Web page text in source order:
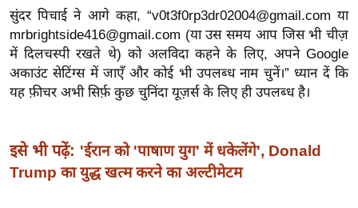
सा
हि
त्य
ज
ग
ऑ
टो
व
सुंदर पिचाई ने आगे कहा, “v0t3f0rp3dr02004@gmail.com या
mrbrightside416@gmail.com (या उस समय आप जिस भी चीज़
में दिलचस्पी रखते थे) को अलविदा कहने के लिए, अपने Google
अकाउंट सेटिंग्स में जाएँ और कोई भी उपलब्ध नाम चुनें।”ध्यान दें कि
यह फ़ीचर अभी सिर्फ़ कुछ चुनिंदा यूज़र्स के लिए ही उपलब्ध है।
इसे भी पढ़ें: 'ईरान को 'पाषाण युग' में धकेलेंगे', Donald
Trump का युद्ध खत्म करने का अल्टीमेटम